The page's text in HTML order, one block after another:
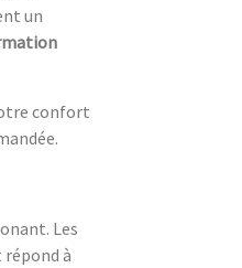
un
confort
Les
répond à